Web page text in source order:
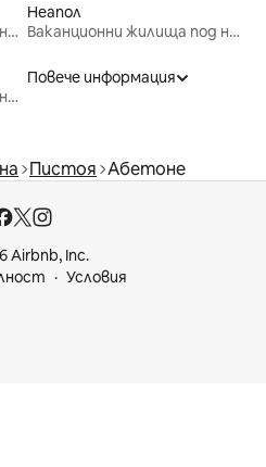
Ваканционни жилища под наем
Неапол
Ваканционни жилища под наем
Ваканционни жилища под наем
Повече информация
Пистоя Абетоне
Airbnb, Inc.
Условия